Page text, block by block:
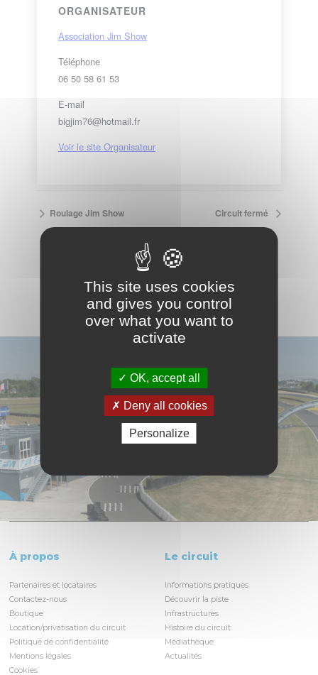
ORGANISATEUR
Association Jim Show
Téléphone
06 50 58 61 53
E-mail
bigjim76@hotmail.fr
Voir le site Organisateur
Roulage Jim Show Circuit fermé
VOIR LE CALENDRIER COMPLET
À propos
Partenaires et locataires
Contactez-nous
Boutique
Location/privatisation du circuit
Politique de confidentialité
Mentions légales
Cookies
Le circuit
Informations pratiques
Découvrir la piste
Infrastructures
Histoire du circuit
Médiathèque
Actualités
This site uses cookies
and gives you control
over what you want to
activate
OK, accept all
Deny all cookies
Personalize